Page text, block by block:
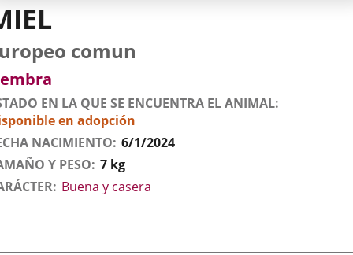
comun
EN LA QUE SE ENCUENTRA EL ANIMAL
en adopción
NACIMIENTO 6/1/2024
Y PESO 7 kg
Buena y casera